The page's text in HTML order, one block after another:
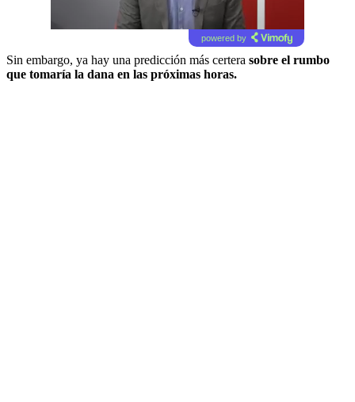
powered by
Sin embargo, ya hay una predicción más certera sobre el rumbo
que tomaría la dana en las próximas horas.